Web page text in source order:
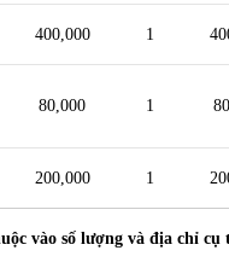
400,000 1
80,000 1
200,000 1
vào số lượng và địa chỉ cụ